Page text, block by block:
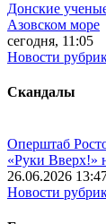
Донские
Азовском море
сегодня, 11:05
Новости
Скандалы
Оперштаб
«Руки Вверх!»
26.06.2026
Новости